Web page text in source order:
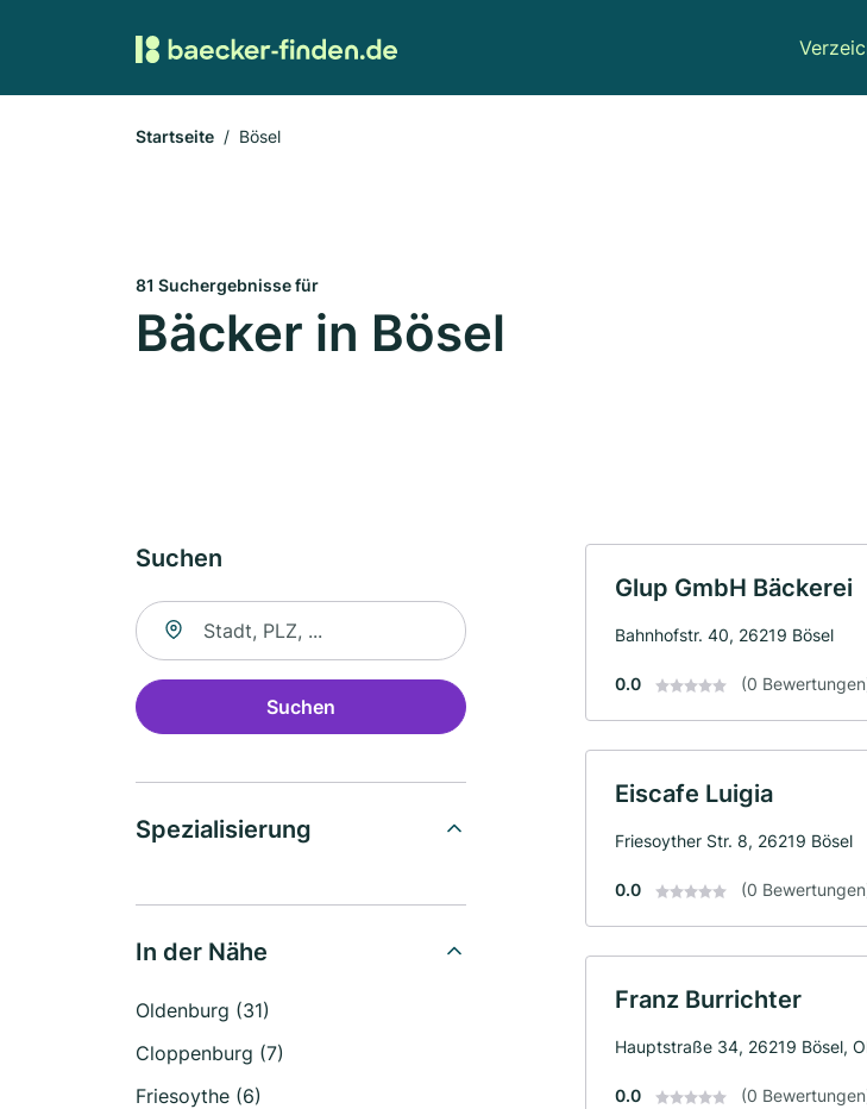
Startseite Bösel
81 Suchergebnisse für
Bäcker in Bösel
Suchen
Suche nach Ort
Suchen
Spezialisierung
In der Nähe
Oldenburg (31)
Cloppenburg (7)
Friesoythe (6)
Glup GmbH Bäckerei
Bahnhofstr. 40, 26219 Bösel
0.0 (0
Eiscafe Luigia
Friesoyther Str. 8, 26219 Bösel
0.0 (0
Franz Burrichter
Hauptstraße 34, 26219 Bösel,
0.0 (0